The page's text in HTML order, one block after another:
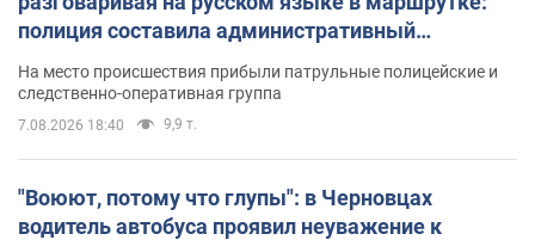
полиция составила административный
На место происшествия прибыли патрульные полицейские и
следственно-оперативная группа
7.08.2026 18:40 9,9 т.
"Воюют, потому что глупы": в Черновцах
водитель автобуса проявил неуважение к